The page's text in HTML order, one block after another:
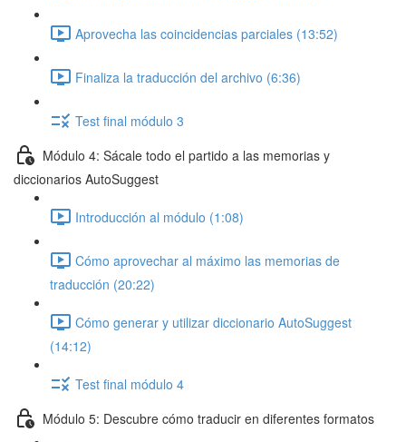
Aprovecha las coincidencias parciales (13:52)
Finaliza la traducción del archivo (6:36)
Test final módulo 3
Módulo 4: Sácale todo el partido a las memorias y
diccionarios AutoSuggest
Introducción al módulo (1:08)
Cómo aprovechar al máximo las memorias de
traducción (20:22)
Cómo generar y utilizar diccionario AutoSuggest
(14:12)
Test final módulo 4
Módulo 5: Descubre cómo traducir en diferentes formatos